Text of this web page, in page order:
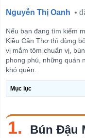
Quận 5
Quận Đống Đa
Quận Hai Bà Trưng
Quận Hoàn Kiếm
đề
Quán Nhậu
Nguyễn Thị Oanh •
Nếu bạn đang tìm kiếm
Kiều Cần Thơ thì đừng
vị mắm tôm chuẩn vị,
phong phú, những quán
khó quên.
Mục lục
1.
Bún Đậu